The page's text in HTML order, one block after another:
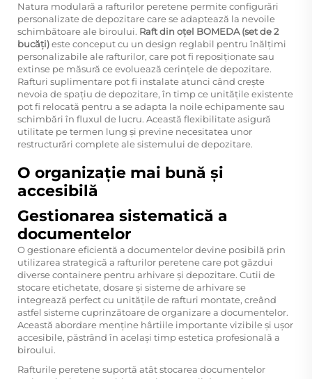
Natura modulară a rafturilor peretene permite configurări
personalizate de depozitare care se adaptează la nevoile
schimbătoare ale biroului. Raft din oțel BOMEDA (set de 2
bucăți)este conceput cu un design reglabil pentru înălțimi
personalizabile ale rafturilor, care pot fi reposiționate sau
extinse pe măsură ce evoluează cerințele de depozitare.
Rafturi suplimentare pot fi instalate atunci când crește
nevoia de spațiu de depozitare, în timp ce unitățile existente
pot fi relocată pentru a se adapta la noile echipamente sau
schimbări în fluxul de lucru. Această flexibilitate asigură
utilitate pe termen lung și previne necesitatea unor
restructurări complete ale sistemului de depozitare.
O organizaţie mai bună şi
accesibilă
Gestionarea sistematică a
documentelor
O gestionare eficientă a documentelor devine posibilă prin
utilizarea strategică a rafturilor peretene care pot găzdui
diverse containere pentru arhivare și depozitare. Cutii de
stocare etichetate, dosare și sisteme de arhivare se
integrează perfect cu unitățile de rafturi montate, creând
astfel sisteme cuprinzătoare de organizare a documentelor.
Această abordare menține hârtiile importante vizibile și ușor
accesibile, păstrând în același timp estetica profesională a
biroului.
Rafturile peretene suportă atât stocarea documentelor